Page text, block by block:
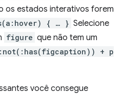
os estados interativos forem
{ … } Selecione
figure que não tem um
+ p
você consegue